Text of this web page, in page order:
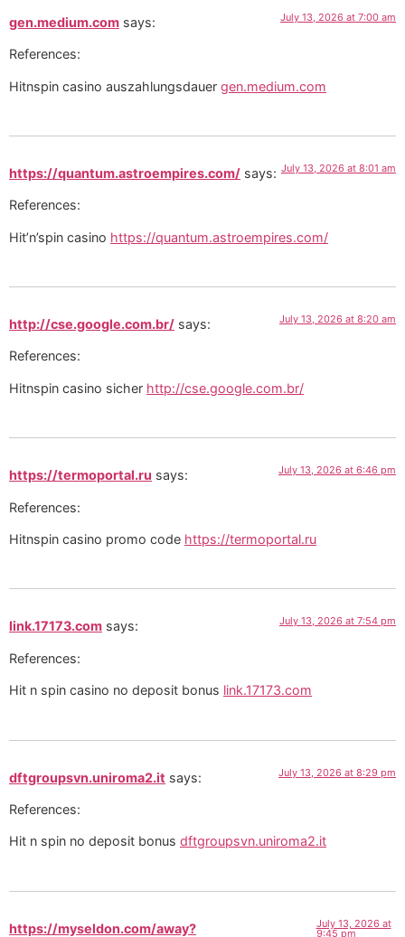
gen.medium.com says: July 13, 2026 at 7:00 am
References:
Hitnspin casino auszahlungsdauer gen.medium.com
https://quantum.astroempires.com/ says: July 13, 2026 at 8:01 am
References:
Hit’n’spin casino https://quantum.astroempires.com/
http://cse.google.com.br/ says: July 13, 2026 at 8:20 am
References:
Hitnspin casino sicher http://cse.google.com.br/
https://termoportal.ru says: July 13, 2026 at 6:46 pm
References:
Hitnspin casino promo code https://termoportal.ru
link.17173.com says: July 13, 2026 at 7:54 pm
References:
Hit n spin casino no deposit bonus link.17173.com
dftgroupsvn.uniroma2.it says: July 13, 2026 at 8:29 pm
References:
Hit n spin no deposit bonus dftgroupsvn.uniroma2.it
https://myseldon.com/away?
July 13, 2026 at
9:45 pm